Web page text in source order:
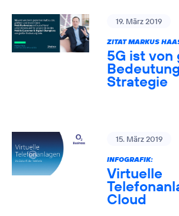
19. März 2019
ZITAT MARKUS
5G ist von
Strategie
15. März 2019
INFOGRAFIK:
Virtuelle
Cloud